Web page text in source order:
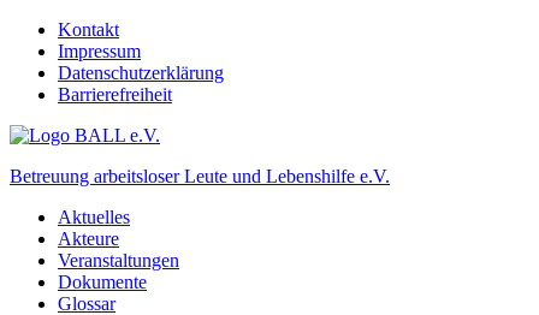
Kontakt
Impressum
Datenschutzerklärung
Barrierefreiheit
Betreuung arbeitsloser Leute und Lebenshilfe e.V.
Aktuelles
Akteure
Veranstaltungen
Dokumente
Glossar